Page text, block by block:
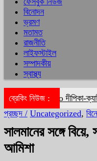
বিনোদন
ভ্রমণ
মতামত
রাজনীতি
লাইফস্টাইল
সম্পাদকীয়
স্বাস্থ্য
ব্রেকিং নিউজ :দীপিকা-
প্রচ্ছদ / Uncategorized,
সালমানের সঙ্গে
আমিশা